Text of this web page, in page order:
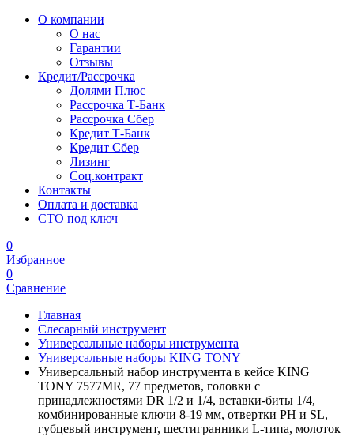
О компании
О нас
Гарантии
Отзывы
Кредит/Рассрочка
Долями Плюс
Рассрочка Т-Банк
Рассрочка Сбер
Кредит Т-Банк
Кредит Сбер
Лизинг
Соц.контракт
Контакты
Оплата и доставка
СТО под ключ
0
Избранное
0
Сравнение
Главная
Слесарный инструмент
Универсальные наборы инструмента
Универсальные наборы KING TONY
Универсальный набор инструмента в кейсе KING
TONY 7577MR, 77 предметов, головки с
принадлежностями DR 1/2 и 1/4, вставки-биты 1/4,
комбинированные ключи 8-19 мм, отвертки PH и SL,
губцевый инструмент, шестигранники L-типа, молоток